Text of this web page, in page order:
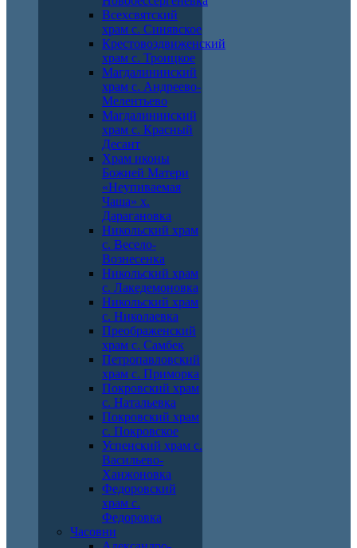
Всехсвятский
храм с. Синявское
Крестовоздвиженский
храм с. Троицкое
Магдалининский
храм с. Андреево-
Мелентьево
Магдалининский
храм с. Красный
Десант
Храм иконы
Божией Матери
«Неупиваемая
Чаша» х.
Дарагановка
Никольский храм
с. Весело-
Вознесенка
Никольский храм
с. Лакедемоновка
Никольский храм
с. Николаевка
Преображенский
храм с. Самбек
Петропавловский
храм с. Приморка
Покровский храм
с. Натальевка
Покровский храм
с. Покровское
Успенский храм с.
Васильево-
Ханжоновка
Федоровский
храм с.
Федоровка
Часовни